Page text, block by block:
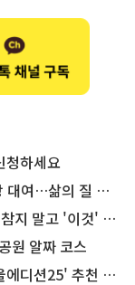
청하세요
삶의 질 높인다
'이것' 해보세요!
원 알짜 코스
션25' 추천 코스